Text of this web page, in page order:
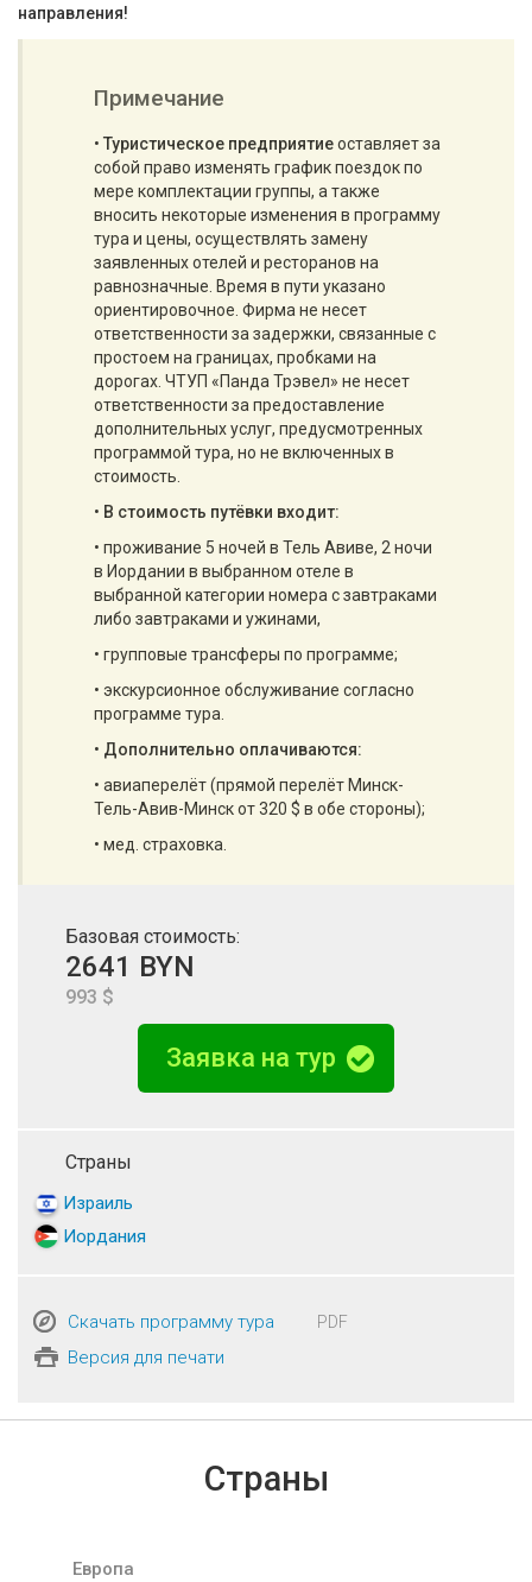
направления!
Примечание
• Туристическое предприятиеоставляет за
собой право изменять график поездок по
мере комплектации группы, а также
вносить некоторые изменения в программу
тура и цены, осуществлять замену
заявленных отелей и ресторанов на
равнозначные. Время в пути указано
ориентировочное. Фирма не несет
ответственности за задержки, связанные с
простоем на границах, пробками на
дорогах. ЧТУП «Панда Трэвел» не несет
ответственности за предоставление
дополнительных услуг, предусмотренных
программой тура, но не включенных в
стоимость.
• В стоимость путёвки входит:
• проживание 5 ночей в Тель Авиве, 2 ночи
в Иордании в выбранном отеле в
выбранной категории номера с завтраками
либо завтраками и ужинами,
• групповые трансферы по программе;
• экскурсионное обслуживание согласно
программе тура.
• Дополнительно оплачиваются:
• авиаперелёт (прямой перелёт Минск-
Тель-Авив-Минск от 320 $ в обе стороны);
• мед. страховка.
Базовая стоимость:
2641 BYN
993 $
Заявка на тур
Страны
Израиль
Иордания
Скачать программу тура PDF
Версия для печати
Страны
Европа